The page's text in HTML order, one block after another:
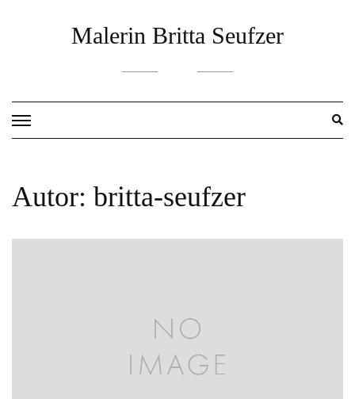
Malerin Britta Seufzer
Autor: britta-seufzer